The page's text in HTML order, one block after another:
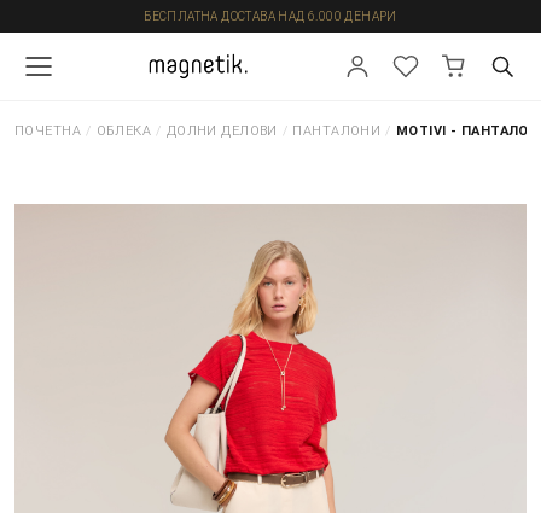
БЕСПЛАТНА ДОСТАВА НАД 6.000 ДЕНАРИ
ПОЧЕТНА / ОБЛЕКА / ДОЛНИ ДЕЛОВИ / ПАНТАЛОНИ / MOTIVI -